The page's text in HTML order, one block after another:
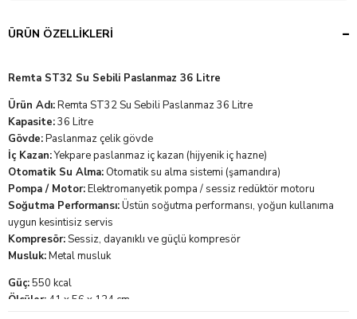
ÜRÜN ÖZELLIKLERI
Remta ST32 Su Sebili Paslanmaz 36 Litre
Ürün Adı:Remta ST32 Su Sebili Paslanmaz 36 Litre
Kapasite:36 Litre
Gövde:Paslanmaz çelik gövde
İç Kazan:Yekpare paslanmaz iç kazan (hijyenik iç hazne)
Otomatik Su Alma: Otomatik su alma sistemi (şamandıra)
Pompa / Motor:Elektromanyetik pompa / sessiz redüktör motoru
Soğutma Performansı:Üstün soğutma performansı, yoğun kullanıma
uygun kesintisiz servis
Kompresör:Sessiz, dayanıklı ve güçlü kompresör
Musluk:Metal musluk
Güç:550 kcal
Ölçüler: 41 x 56 x 124 cm